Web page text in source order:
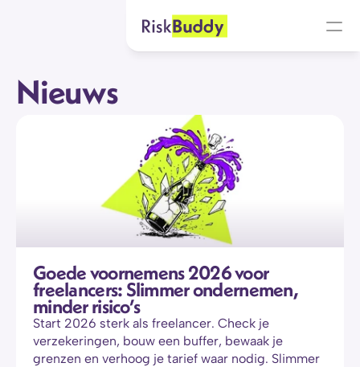
Nieuws
Goede voornemens 2026 voor
freelancers: Slimmer ondernemen,
minder risico’s
Start 2026 sterk als freelancer. Check je
verzekeringen, bouw een buffer, bewaak je
grenzen en verhoog je tarief waar nodig. Slimmer